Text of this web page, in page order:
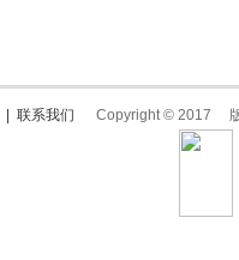
| 联系我们 Copyright © 2017 版